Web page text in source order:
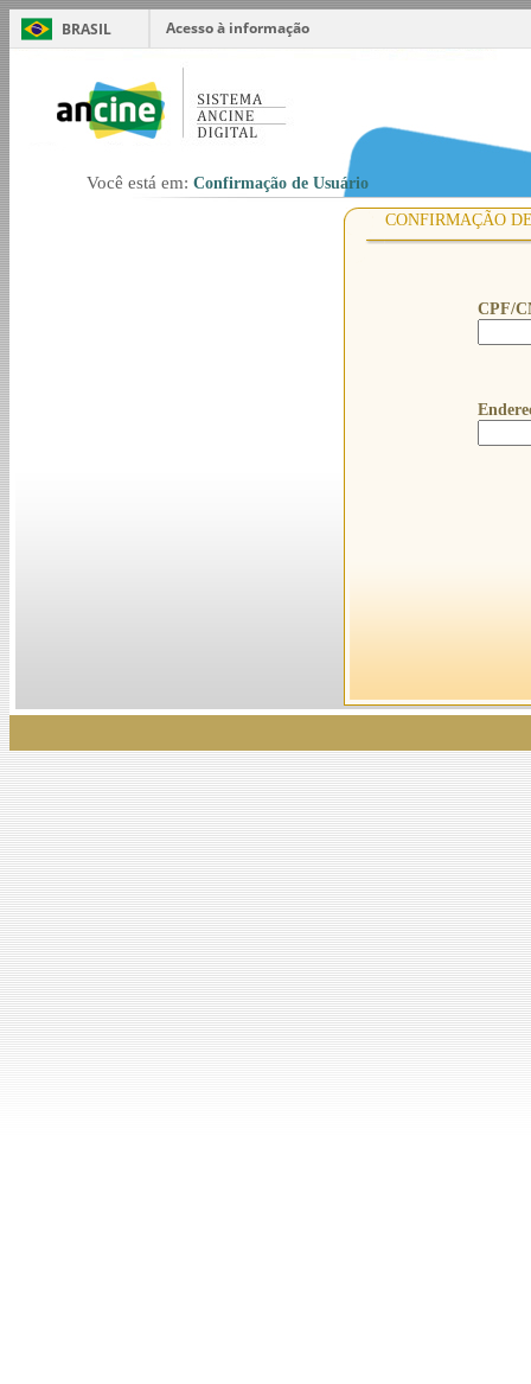
BRASIL Acesso à informação
Você está em: Confirmação de Usuário
CONFIRMAÇÃO
CPF/